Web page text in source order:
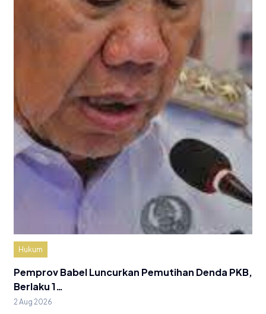
Hukum
Pemprov Babel Luncurkan Pemutihan Denda PKB,
Berlaku 1…
2 Aug 2026